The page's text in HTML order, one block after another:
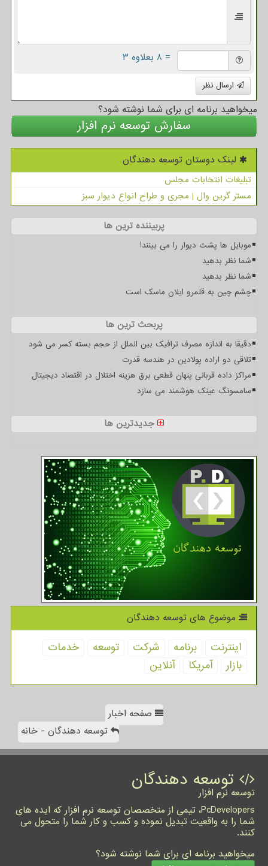
= ۸ بعلاوه ۳
ارسال نظر
میخواهید برنامه ای برای شما نوشته شود؟
سفارش توسعه نرم افزار
لینک دوستان توسعه دهندگان
تبلیغات انتخابات مجلس
مستر گرین وال | مجری و طراح انواع دیوار سبز
پربیننده ترین ها
موبایل ها پشت دیوار را می بینند!
شما نظر بدهید
شما نظر بدهید
چشم چین به قلمرو ایلان ماسک است
پربحث ترین ها
دقیقا به اندازه مصرف ترافیک بین الملل از حجم بسته کسر می شود
تلاقی دو اراده پولادین در هندسه قدرت
مراکز داده قربانی پنهان قطعی برق هزینه اختلال در اقتصاد دیجیتال
سامسونگ عینک هوشمند می سازد
جدیدترین ها
موضوع های توسعه دهندگان
اینترنت برنامه شركت توسعه
خدمات
بازار
آمریكا آنلاین
صفحه اخبار
توسعه دهندگان - خانه
توسعه دهندگان
توسعه نرم افزار
PcDevelopers، تیمی از متخصصان توسعه نرم افزار که ایده های
شما را به واقعیت تبدیل نموده و کسب و کار شما را متحول می
کنند.
میخواهید برنامه ای برای شما نوشته شود؟